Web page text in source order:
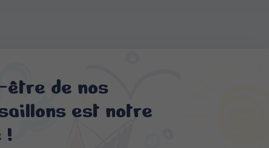
être de nos
est notre
!